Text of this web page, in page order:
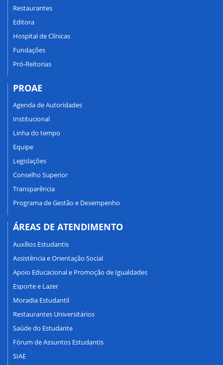
Restaurantes
Editora
Hospital de Clínicas
Fundações
Pró-Reitorias
PROAE
Agenda de Autoridades
Institucional
Linha do tempo
Equipe
Legislações
Conselho Superior
Transparência
Programa de Gestão e Desempenho
ÁREAS DE ATENDIMENTO
Auxílios Estudantis
Assistência e Orientação Social
Apoio Educacional e Promoção de Igualdades
Esporte e Lazer
Moradia Estudantil
Restaurantes Universitários
Saúde do Estudante
Fórum de Assuntos Estudantis
SIAE